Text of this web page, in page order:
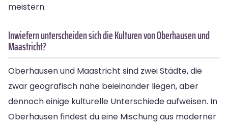
meistern.
Inwiefern unterscheiden sich die Kulturen von Oberhausen und
Maastricht?
Oberhausen und Maastricht sind zwei Städte, die
zwar geografisch nahe beieinander liegen, aber
dennoch einige kulturelle Unterschiede aufweisen. In
Oberhausen findest du eine Mischung aus moderner